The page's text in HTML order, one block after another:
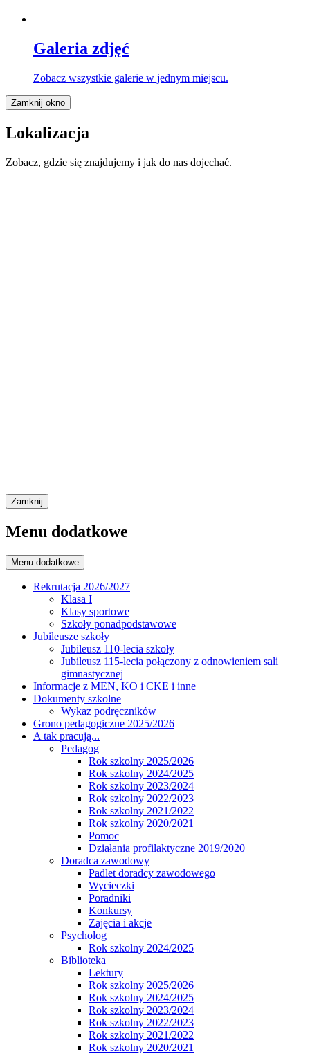
Galeria zdjęć
Zobacz wszystkie galerie w jednym miejscu.
Zamknij okno
Lokalizacja
Zobacz, gdzie się znajdujemy i jak do nas dojechać.
Zamknij
Menu dodatkowe
Menu dodatkowe
Rekrutacja 2026/2027
Klasa I
Klasy sportowe
Szkoły ponadpodstawowe
Jubileusze szkoły
Jubileusz 110-lecia szkoły
Jubileusz 115-lecia połączony z odnowieniem sali
gimnastycznej
Informacje z MEN, KO i CKE i inne
Dokumenty szkolne
Wykaz podręczników
Grono pedagogiczne 2025/2026
A tak pracują...
Pedagog
Rok szkolny 2025/2026
Rok szkolny 2024/2025
Rok szkolny 2023/2024
Rok szkolny 2022/2023
Rok szkolny 2021/2022
Rok szkolny 2020/2021
Pomoc
Działania profilaktyczne 2019/2020
Doradca zawodowy
Padlet doradcy zawodowego
Wycieczki
Poradniki
Konkursy
Zajęcia i akcje
Psycholog
Rok szkolny 2024/2025
Biblioteka
Lektury
Rok szkolny 2025/2026
Rok szkolny 2024/2025
Rok szkolny 2023/2024
Rok szkolny 2022/2023
Rok szkolny 2021/2022
Rok szkolny 2020/2021